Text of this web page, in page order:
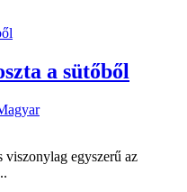
a sütőből
viszonylag egyszerű az